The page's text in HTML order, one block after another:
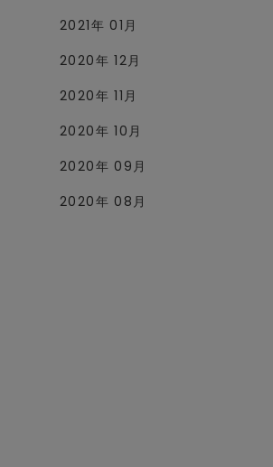
2021年 01月
2020年 12月
2020年 11月
2020年 10月
2020年 09月
2020年 08月